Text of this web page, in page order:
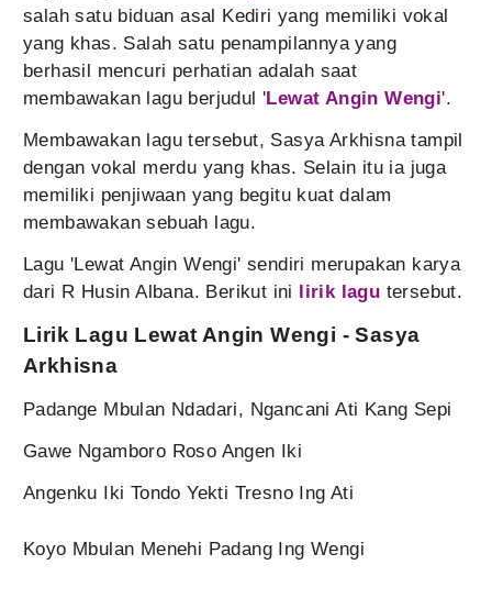
salah satu biduan asal Kediri yang memiliki vokal
yang khas. Salah satu penampilannya yang
berhasil mencuri perhatian adalah saat
membawakan lagu berjudul 'Lewat Angin Wengi'.
Membawakan lagu tersebut, Sasya Arkhisna tampil
dengan vokal merdu yang khas. Selain itu ia juga
memiliki penjiwaan yang begitu kuat dalam
membawakan sebuah lagu.
Lagu 'Lewat Angin Wengi' sendiri merupakan karya
dari R Husin Albana. Berikut ini lirik lagu tersebut.
Lirik Lagu Lewat Angin Wengi - Sasya
Arkhisna
Padange Mbulan Ndadari, Ngancani Ati Kang Sepi
Gawe Ngamboro Roso Angen Iki
Angenku Iki Tondo Yekti Tresno Ing Ati
Koyo Mbulan Menehi Padang Ing Wengi